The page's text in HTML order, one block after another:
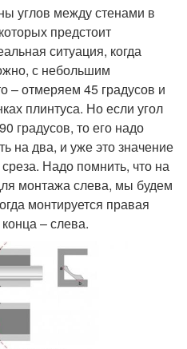
углов между стенами в
предстоит
ситуация, когда
с небольшим
– отмеряем 45 градусов и
плинтуса. Но если угол
градусов, то его надо
на два, и уже это значение
Надо помнить, что на
монтажа слева, мы будем
монтируется правая
– слева.